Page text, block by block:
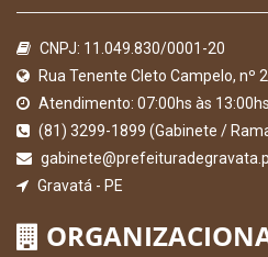
CNPJ: 11.049.830/0001-20
Rua Tenente Cleto Campelo, nº
Atendimento: 07:00hs às 13:00hs
(81) 3299-1899 (Gabinete /
Gravatá - PE